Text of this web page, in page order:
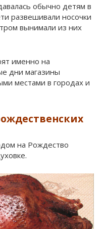
обычно детям в
развешивали носочки
вынимали из них
именно на
дни магазины
местами в городах и
на Рождество